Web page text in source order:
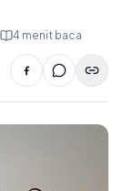
4 menit baca